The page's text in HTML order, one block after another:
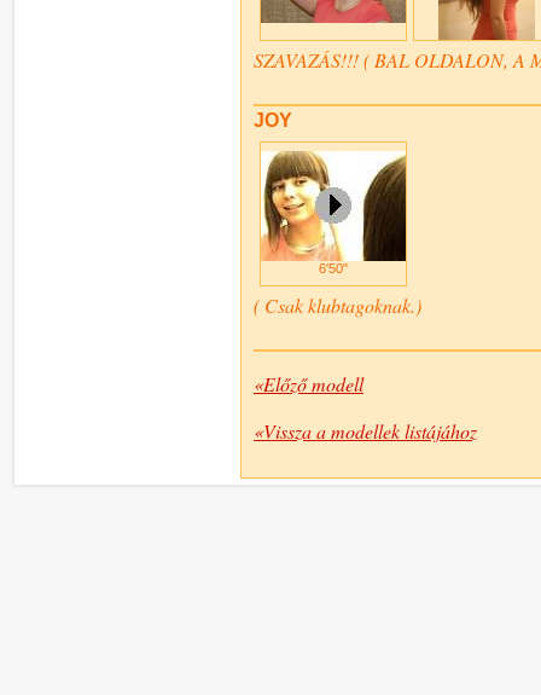
SZAVAZÁS!!! ( BAL OLDALON, A
JOY
6'50"
( Csak klubtagoknak.)
«Előző modell
«Vissza a modellek listájához